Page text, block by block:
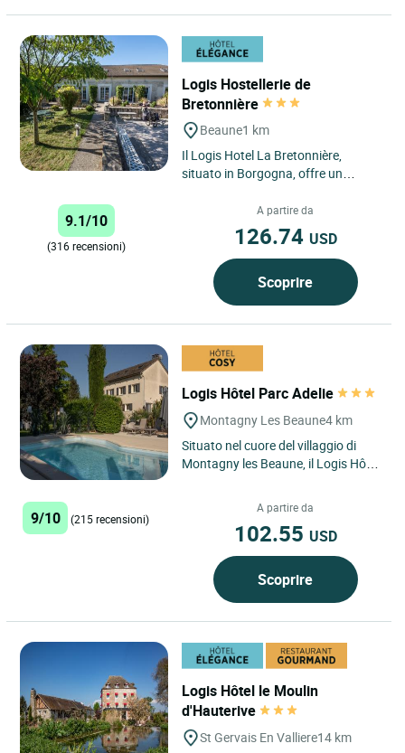
Logis Hostellerie de
Bretonnière
Beaune1 km
Il Logis Hotel La Bretonnière,
situato in Borgogna, offre un
minuti da Digione. Vicino...
9.1/10
(316 recensioni)
A partire da
126.74 USD
Scoprire
Logis Hôtel Parc Adelie
Montagny Les Beaune4 km
Situato nel cuore del villaggio di
Montagny les Beaune, il Logis Hôtel
tranquilla ed elegante...
9/10 (215 recensioni)
A partire da
102.55 USD
Scoprire
Logis Hôtel le Moulin
d'Hauterive
St Gervais En Valliere14 km